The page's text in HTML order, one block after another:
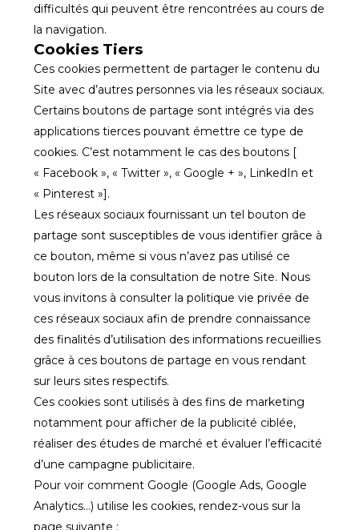
difficultés qui peuvent être rencontrées au cours de
la navigation.
Cookies Tiers
Ces cookies permettent de partager le contenu du
Site avec d’autres personnes via les réseaux sociaux.
Certains boutons de partage sont intégrés via des
applications tierces pouvant émettre ce type de
cookies. C’est notamment le cas des boutons [
« Facebook », « Twitter », « Google + », LinkedIn et
« Pinterest »].
Les réseaux sociaux fournissant un tel bouton de
partage sont susceptibles de vous identifier grâce à
ce bouton, même si vous n’avez pas utilisé ce
bouton lors de la consultation de notre Site. Nous
vous invitons à consulter la politique vie privée de
ces réseaux sociaux afin de prendre connaissance
des finalités d’utilisation des informations recueillies
grâce à ces boutons de partage en vous rendant
sur leurs sites respectifs.
Ces cookies sont utilisés à des fins de marketing
notamment pour afficher de la publicité ciblée,
réaliser des études de marché et évaluer l’efficacité
d’une campagne publicitaire.
Pour voir comment Google (Google Ads, Google
Analytics...) utilise les cookies, rendez-vous sur la
page suivante :